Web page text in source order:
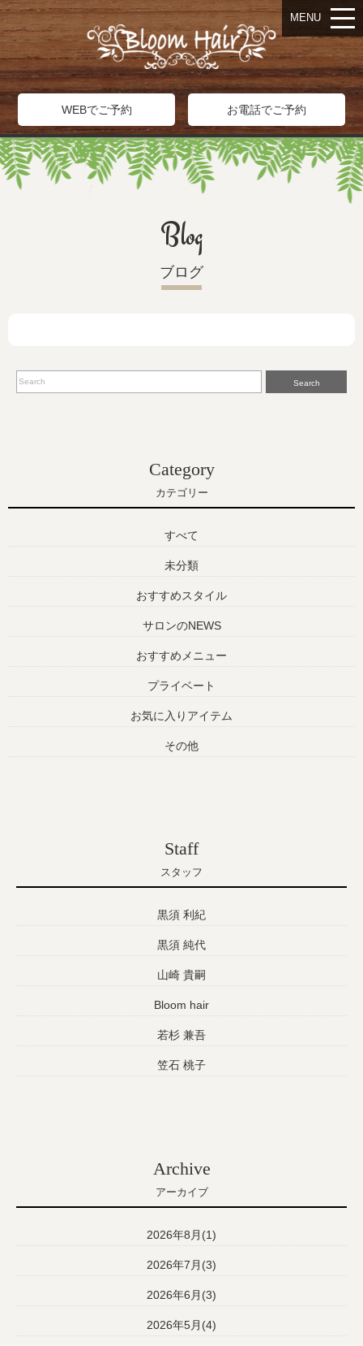
WEBでご予約 お電話でご予約
MENU
Blog
ブログ
Search
Category
カテゴリー
すべて
未分類
おすすめスタイル
サロンのNEWS
おすすめメニュー
プライベート
お気に入りアイテム
その他
Staff
スタッフ
黒須 利紀
黒須 純代
山崎 貴嗣
Bloom hair
若杉 兼吾
笠石 桃子
Archive
アーカイブ
2026年8月(1)
2026年7月(3)
2026年6月(3)
2026年5月(4)